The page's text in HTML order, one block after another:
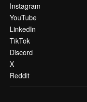
Instagram
YouTube
LinkedIn
TikTok
Discord
X
Reddit